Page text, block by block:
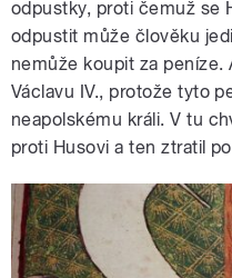
odpustky, proti čemuž se
odpustit může člověku
nemůže koupit za peníze.
Václavu IV., protože tyto
neapolskému králi. V tu
proti Husovi a ten ztratil